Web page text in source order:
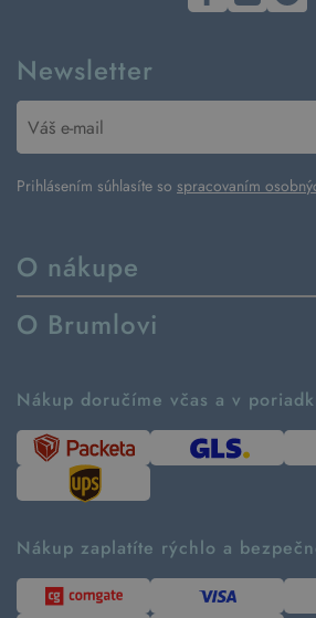
O nákupe
Spôsoby dodania a platby
Vrátenie tovaru a reklamácia
Návod ako nakupovať
Tabuľka veľkostí
Predávané značky
Kontakt
O Brumlovi
Ako tvoríme second hand
Časté otázky
Kde pomáhame
Udržateľnosť
Blog
Pre médiá
Newsletter
Prihlásením súhlasíte so spracovaním
Nákup doručíme včas a v
Nákup zaplatíte rýchlo a